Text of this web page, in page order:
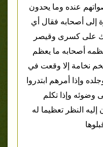
عنده وما يحدون
إلى أصحابه فقال أي
على كسرى وقيصر
أصحابه ما يعظم
نخامة إلا وقعت في
وإذا أمرهم ابتدروا
وضوئه وإذا تكلم
النظر تعظيما له